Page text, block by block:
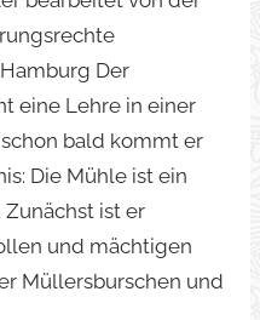
Der
eine Lehre in einer
bald kommt er
Die Mühle ist ein
ist er
und mächtigen
Müllersburschen und